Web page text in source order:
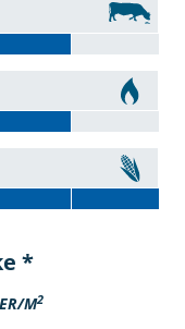
*
M2